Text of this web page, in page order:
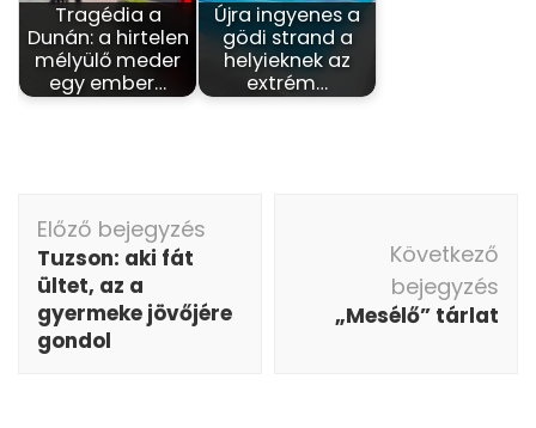
Tragédia a
Dunán: a hirtelen
mélyülő meder
egy ember…
Újra ingyenes a
gödi strand a
helyieknek az
extrém…
Bejegyzés
navigáció
Előző bejegyzés
Tuzson: aki fát
ültet, az a
gyermeke jövőjére
gondol
Következő
bejegyzés
„Mesélő” tárlat